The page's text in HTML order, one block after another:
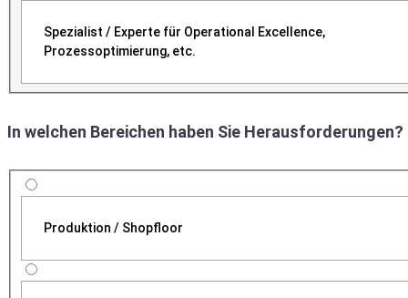
Spezialist / Experte für Operational Excellence,
Prozessoptimierung, etc.
In welchen Bereichen haben Sie Herausforderungen?
Produktion / Shopfloor